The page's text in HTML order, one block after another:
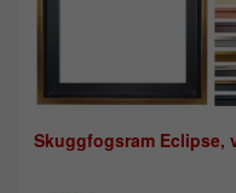
Skuggfogsram Eclipse,